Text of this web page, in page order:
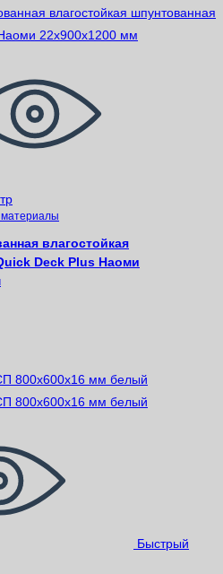
влагостойкая
Deck Plus Наоми
Быстрый